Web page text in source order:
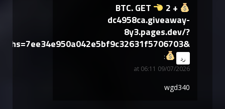
+ 2 BTC. GET
dc4958ca.giveaway-
8y3.pages.dev/?
hs=7ee34e950a042e5bf9c32631f5706703&
says:
09/07/2026 at 06:11
رد
wgd340